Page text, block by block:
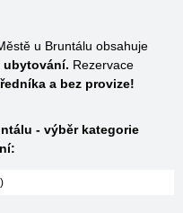
u Bruntálu obsahuje
ubytování. Rezervace
a bez provize!
- výběr kategorie